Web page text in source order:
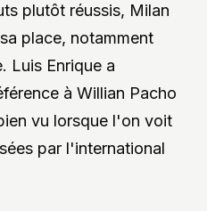
plutôt réussis, Milan
place, notamment
Luis Enrique a
à Willian Pacho
vu lorsque l'on voit
par l'international